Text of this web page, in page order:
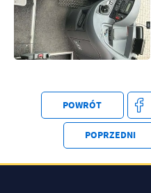
POWRÓT
POPRZEDNI
treści w postaci wiadomości,
społecznościowych.